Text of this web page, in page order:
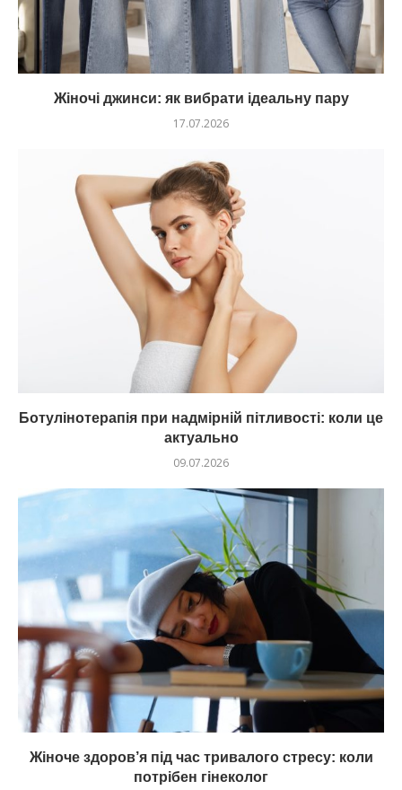
Жіночі джинси: як вибрати ідеальну пару
17.07.2026
Ботулінотерапія при надмірній пітливості: коли це
актуально
09.07.2026
Жіноче здоров’я під час тривалого стресу: коли
потрібен гінеколог